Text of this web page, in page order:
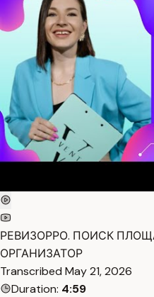
РЕВИЗОРРО. ПОИСК
ОРГАНИЗАТОР
Transcribed May 21, 2026
Duration: 4:59